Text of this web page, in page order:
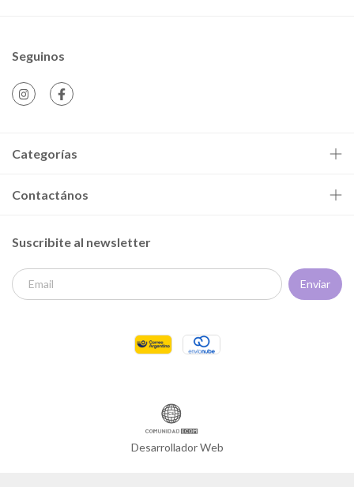
Seguinos
Categorías
Contactános
Suscribite al newsletter
Desarrollador Web